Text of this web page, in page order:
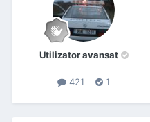
Utilizator avansat
421 1